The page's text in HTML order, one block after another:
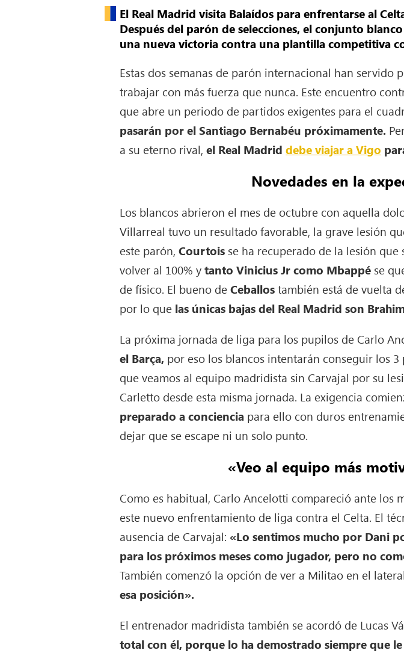
El Real Madrid visita Balaídos para enfrentarse al
Después del parón de selecciones, el conjunto
una nueva victoria contra una plantilla competitiva
Estas dos semanas de parón internacional han servido
trabajar con más fuerza que nunca. Este encuentro
que abre un periodo de partidos exigentes para el
pasarán por el Santiago Bernabéu próximamente.
a su eterno rival,el Real Madriddebe viajar a Vigo
Novedades en la
Los blancos abrieron el mes de octubre con aquella
Villarreal tuvo un resultado favorable, la grave lesión
este parón, Courtois se ha recuperado de la lesión
volver al 100% ytanto Vinicius Jr como Mbappé se
de físico. El bueno deCeballostambién está de vuelta
por lo que las únicas bajas del Real Madrid son
La próxima jornada de liga para los pupilos de Carlo
el Barça, por eso los blancos intentarán conseguir los
que veamos al equipo madridista sin Carvajal por su
Carletto desde esta misma jornada. La exigencia
preparado a conciencia para ello con duros
dejar que se escape ni un solo punto.
«Veo al equipo más
Como es habitual, Carlo Ancelotti compareció ante los
este nuevo enfrentamiento de liga contra el Celta. El
ausencia de Carvajal:«Lo sentimos mucho por Dani
para los próximos meses como jugador, pero no
También comenzó la opción de ver a Militao en el
esa posición».
El entrenador madridista también se acordó de Lucas
total con él, porque lo ha demostrado siempre que